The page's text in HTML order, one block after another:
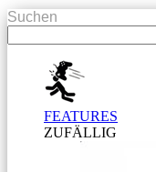
Suchen
FEATURES
ZUFÄLLIG